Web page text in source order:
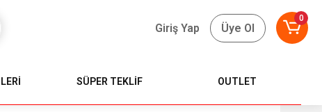
Giriş Yap Üye Ol
0
SÜPER TEKLİF OUTLET